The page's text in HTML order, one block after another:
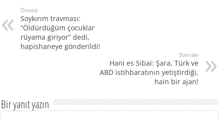
Öncesi
Soykırım travması:
“Öldürdüğüm çocuklar
rüyama giriyor” dedi,
hapishaneye gönderildi!
Sonraki
Hani es Sibai: Şara, Türk ve
ABD istihbaratının yetiştirdiği,
hain bir ajan!
Bir yanıt yazın